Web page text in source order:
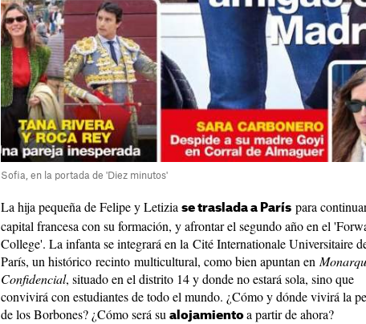
Sofia, en la portada de 'Diez minutos'
La hija pequeña de Felipe y Letizia se traslada a París para
capital francesa con su formación, y afrontar el segundo año en el
College'. La infanta se integrará en la Cité Internationale Universitaire
París, un histórico recinto multicultural, como bien apuntan en
Confidencial, situado en el distrito 14 y donde no estará sola, sino que
convivirá con estudiantes de todo el mundo. ¿Cómo y dónde vivirá la
de los Borbones? ¿Cómo será su alojamiento a partir de ahora?